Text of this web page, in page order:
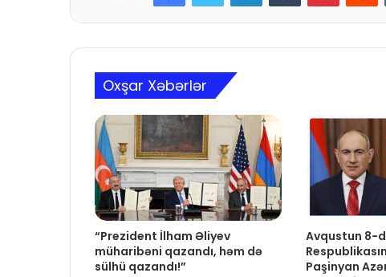
Oxşar Xəbərlər
“Prezident İlham Əliyev
müharibəni qazandı, həm də
sülhü qazandı!”
Avqustun 8-
Paşinyan